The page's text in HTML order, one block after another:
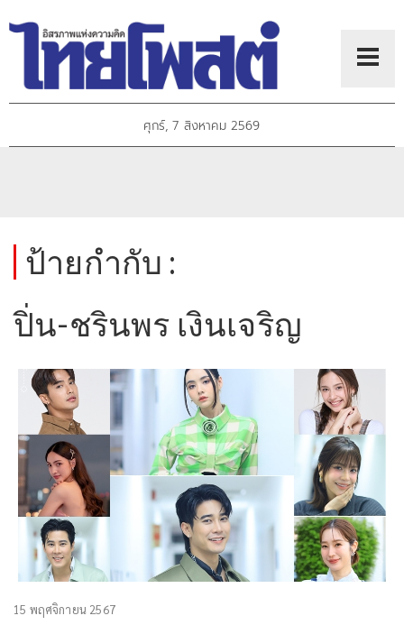
ศุกร์, 7 สิงหาคม 2569
ป้ายกำกับ :
ปิ่น-ชรินพร เงินเจริญ
15 พฤศจิกายน 2567